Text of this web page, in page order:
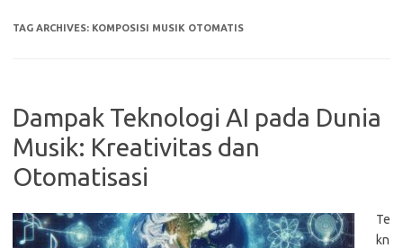
TAG ARCHIVES: KOMPOSISI MUSIK OTOMATIS
Dampak Teknologi AI pada Dunia
Musik: Kreativitas dan
Otomatisasi
Te
kn